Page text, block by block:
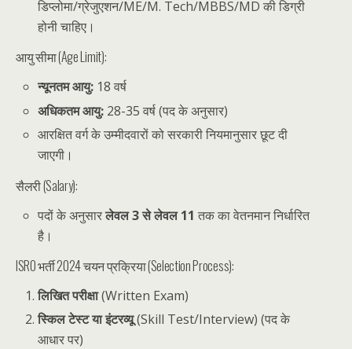
डिप्लोमा/ग्रेजुएशन/ME/M. Tech/MBBS/MD की डिग्री
होनी चाहिए।
आयु सीमा (Age Limit):
न्यूनतम आयु: 18 वर्ष
अधिकतम आयु: 28-35 वर्ष (पद के अनुसार)
आरक्षित वर्ग के उम्मीदवारों को सरकारी नियमानुसार छूट दी
जाएगी।
सैलरी (Salary):
पदों के अनुसारलेवल 3 से लेवल 11 तक का वेतनमान निर्धारित
है।
ISRO भर्ती 2024 चयन प्रक्रिया (Selection Process):
लिखित परीक्षा(Written Exam)
स्किल टेस्ट या इंटरव्यू(Skill Test/Interview) (पद के
आधार पर)